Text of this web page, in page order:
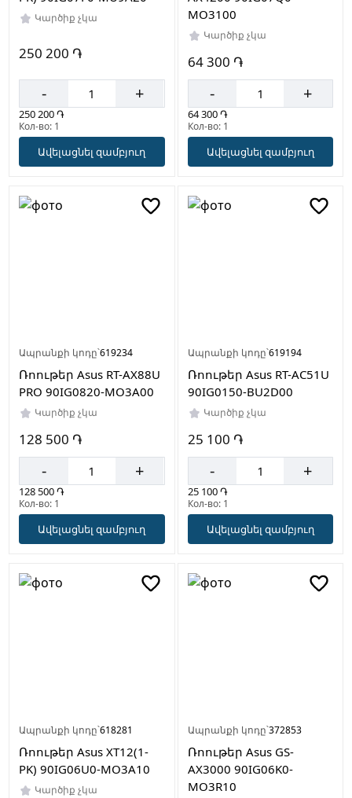
Կարծիք չկա
250 200 ֏
- +
250 200 ֏
Кол-во: 1
Ավելացնել զամբյուղ
MO3100
Կարծիք չկա
64 300 ֏
- +
64 300 ֏
Кол-во: 1
Ավելացնել զամբյուղ
Ապրանքի կոդը՝619234
Ռոութեր Asus RT-AX88U
PRO 90IG0820-MO3A00
Կարծիք չկա
128 500 ֏
- +
128 500 ֏
Кол-во: 1
Ավելացնել զամբյուղ
Ապրանքի կոդը՝619194
Ռոութեր Asus RT-AC51U
90IG0150-BU2D00
Կարծիք չկա
25 100 ֏
- +
25 100 ֏
Кол-во: 1
Ավելացնել զամբյուղ
Ապրանքի կոդը՝618281
Ռոութեր Asus XT12(1-
PK) 90IG06U0-MO3A10
Կարծիք չկա
Ապրանքի կոդը՝372853
Ռոութեր Asus GS-
AX3000 90IG06K0-
MO3R10